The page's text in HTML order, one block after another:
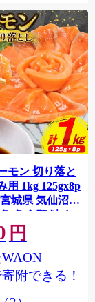
モン 切り落と
用 1kg 125gx8p
城県 気仙沼市
魚 魚介類 鮭 お
身 刺身 生 生食
銀鮭 銀鮭 海鮮
円
附できる！